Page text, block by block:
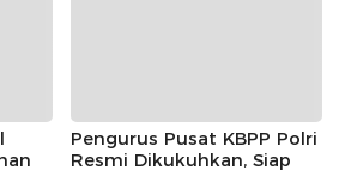
Pengurus Pusat KBPP Polri
Resmi Dikukuhkan, Siap